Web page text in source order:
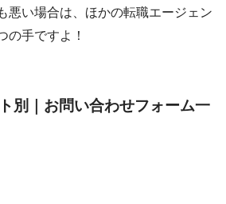
悪い場合は、ほかの転職エージェン
の手ですよ！
別｜お問い合わせフォーム一